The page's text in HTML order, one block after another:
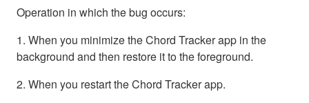
Operation in which the bug occurs:
1. When you minimize the Chord Tracker app in the
background and then restore it to the foreground.
2. When you restart the Chord Tracker app.